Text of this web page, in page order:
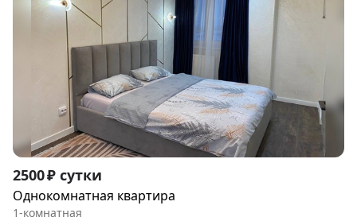
Item
1
of
2500 ₽ сутки
Однокомнатная квартира
1-комнатная